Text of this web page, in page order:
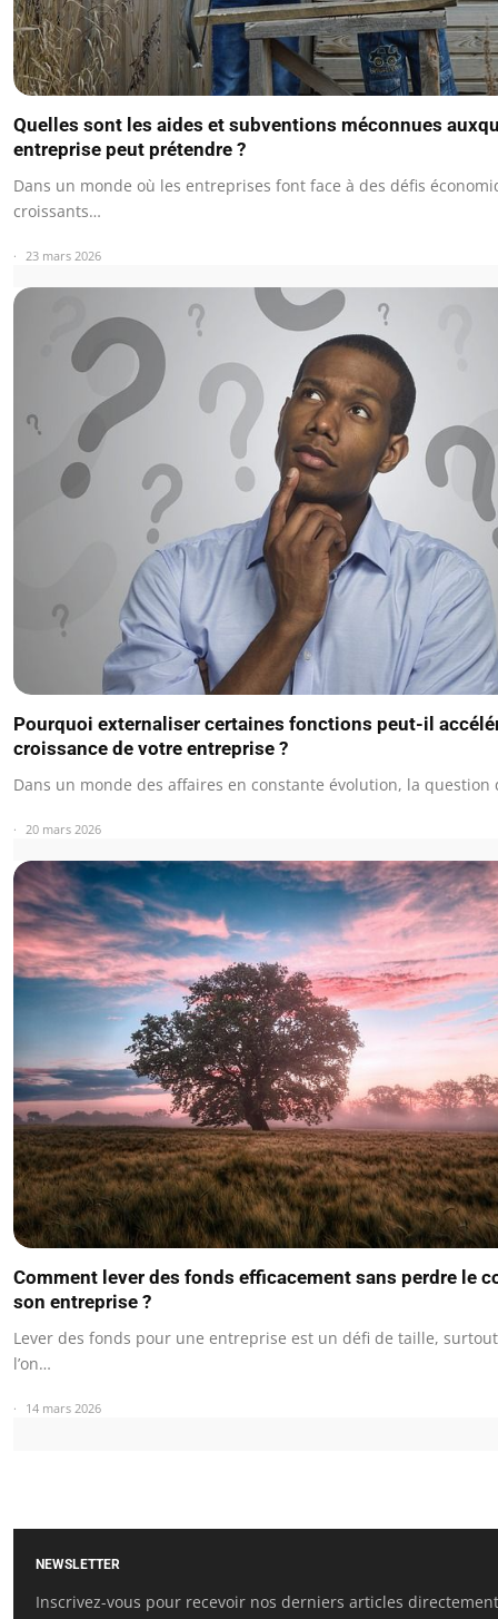
Quelles sont les aides et subventions méconnues
entreprise peut prétendre ?
Dans un monde où les entreprises font face à des défis
croissants…
23 mars 2026
Pourquoi externaliser certaines fonctions peut-il
croissance de votre entreprise ?
Dans un monde des affaires en constante évolution, la question
20 mars 2026
Comment lever des fonds efficacement sans perdre le
son entreprise ?
Lever des fonds pour une entreprise est un défi de taille,
l’on…
14 mars 2026
NEWSLETTER
Inscrivez-vous pour recevoir nos derniers articles